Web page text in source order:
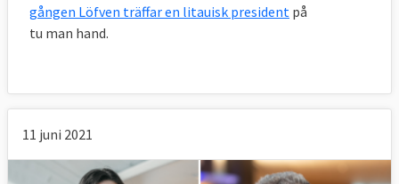
gången Löfven träffar en litauisk president på
tu man hand.
11 juni 2021